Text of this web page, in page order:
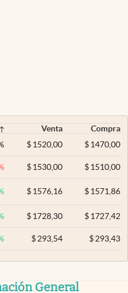
Venta
Compra
$ 1520,00 $1470,00
$ 1530,00 $1510,00
$ 1576,16 $1571,86
$ 1728,30 $1727,42
$ 293,54 $293,43
General